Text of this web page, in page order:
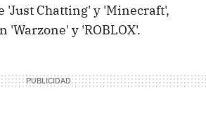
'Just Chatting' y 'Minecraft',
'Warzone' y 'ROBLOX'.